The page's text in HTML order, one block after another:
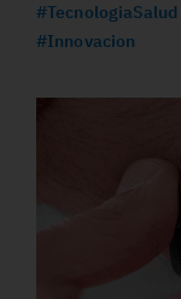
#TecnologiaSalud
#Innovacion